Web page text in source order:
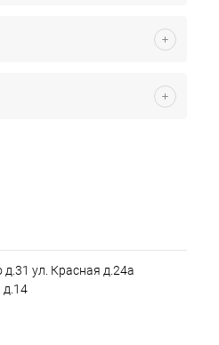
д.31 ул. Красная д.24а
д.14